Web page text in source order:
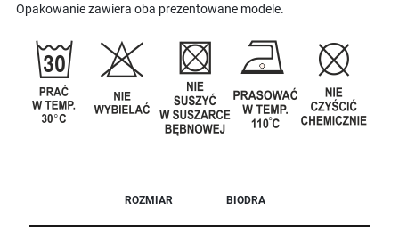
Opakowanie zawiera oba prezentowane modele.
ROZMIAR BIODRA